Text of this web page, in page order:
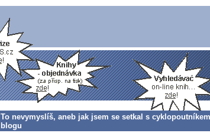
To nevymyslíš, aneb jak jsem se setkal s
blogu